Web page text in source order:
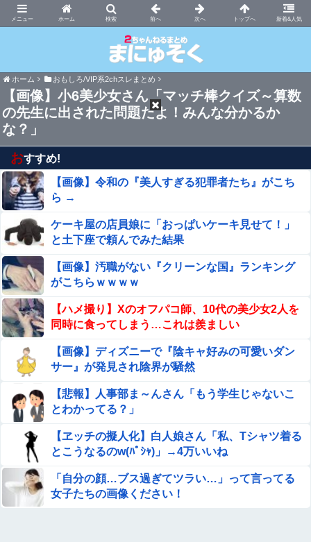
ホーム 新着&人気
まにゅそく 2chまとめニュース速報VIP
ホーム おもしろ/VIP系2chスレまとめ
【画像】小6美少女さん「マッチ棒クイズ～算数
の先生に出された問題だよ！みんな分かるか
な？」
おすすめ!
【画像】令和の『美人すぎる犯罪者たち』がこち
ら →
ケーキ屋の店員娘に「おっぱいケーキ見せて！」
と土下座で頼んでみた結果
【画像】汚職がない『クリーンな国』ランキング
がこちらｗｗｗｗ
【ハメ撮り】Xのオフパコ師、10代の美少女2人を
同時に食ってしまう…これは羨ましい
【画像】ディズニーで『陰キャ好みの可愛いダン
サー』が発見され陰界が騒然
【悲報】人事部ま～んさん「もう学生じゃないこ
とわかってる？」
【ヱッチの擬人化】白人娘さん「私、Tシャツ着る
とこうなるのw(ﾊﾟｼｬ)」→4万いいね
「自分の顔…ブス過ぎてツラい…」って言ってる
女子たちの画像ください！